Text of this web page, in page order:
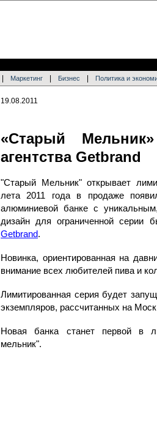
Маркетинг Бизнес Политика и
19.08.2011
«Старый
агентства Getbrand
"Старый Мельник" открывает
лета 2011 года в продаже
алюминиевой банке с
дизайн для ограниченной серии
Getbrand.
Новинка, ориентированная на
внимание всех любителей пива и
Лимитированная серия будет
экземпляров, рассчитанных на
Новая банка станет первой в
мельник".